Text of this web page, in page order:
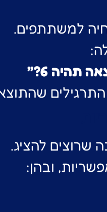
למשתתפים.
תהיה 6?”
שרוצים להציג.
ובהן: